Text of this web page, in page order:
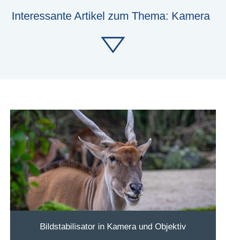
Interessante Artikel zum Thema: Kamera
Bildstabilisator in Kamera und Objektiv